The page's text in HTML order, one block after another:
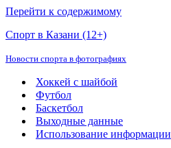
Перейти к содержимому
Спорт в Казани (12+)
Новости спорта в фотографиях
Хоккей с шайбой
Футбол
Баскетбол
Выходные данные
Использование информации